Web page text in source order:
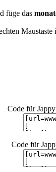
füge das
Code für
Code für